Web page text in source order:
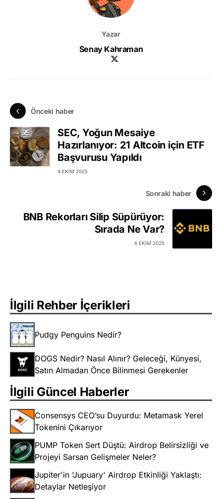
Yazar
Senay Kahraman
Önceki haber
SEC, Yoğun Mesaiye
Hazırlanıyor: 21 Altcoin için ETF
Başvurusu Yapıldı
4 EKIM 2025
Sonraki haber
BNB Rekorları Silip Süpürüyor:
Sırada Ne Var?
6 EKIM 2025
İlgili Rehber İçerikleri
Pudgy Penguins Nedir?
DOGS Nedir? Nasıl Alınır? Geleceği, Künyesi,
Satın Almadan Önce Bilinmesi Gerekenler
İlgili Güncel Haberler
Consensys CEO’su Duyurdu: Metamask Yerel
Tokenini Çıkarıyor
PUMP Token Sert Düştü: Airdrop Belirsizliği ve
Projeyi Sarsan Gelişmeler Neler?
Jupiter'in 'Jupuary' Airdrop Etkinliği Yaklaştı:
Detaylar Netleşiyor